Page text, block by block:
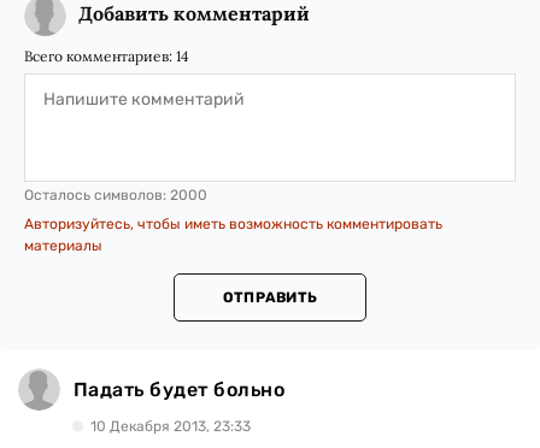
Добавить комментарий
Всего комментариев: 14
Осталось символов: 2000
Авторизуйтесь, чтобы иметь возможность комментировать
материалы
ОТПРАВИТЬ
Падать будет больно
10 Декабря 2013, 23:33